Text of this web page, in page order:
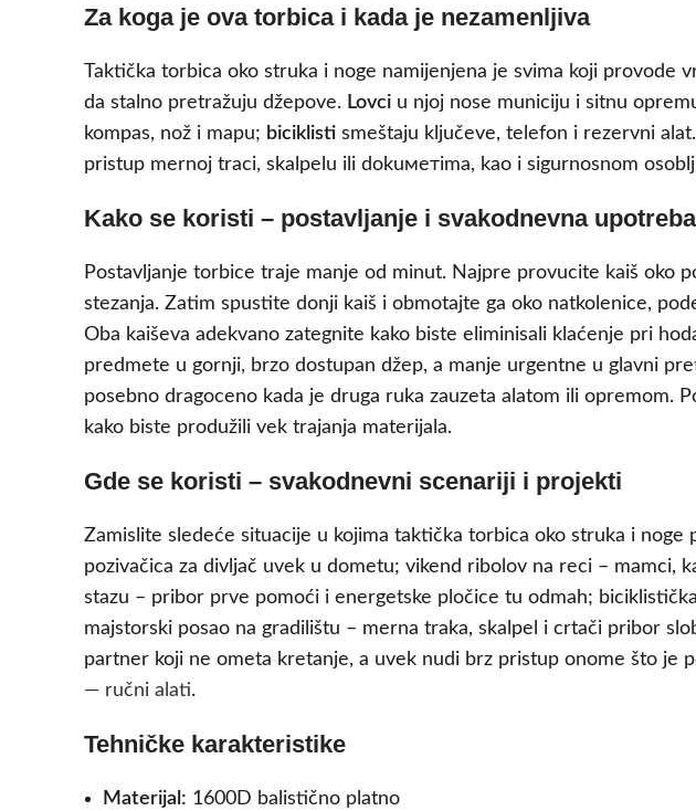
Za koga je ova torbica i kada je nezamenljiva
Taktička torbica oko struka i noge namijenjena je svima koji
da stalno pretražuju džepove. Lovci u njoj nose municiju i sitnu
kompas, nož i mapu; biciklisti smeštaju ključeve, telefon i rezervni
pristup mernoj traci, skalpelu ili dokuметima, kao i sigurnosnom
Kako se koristi – postavljanje i svakodnevna upotreba
Postavljanje torbice traje manje od minut. Najpre provucite kaiš oko
stezanja. Zatim spustite donji kaiš i obmotajte ga oko natkolenice,
Oba kaiševa adekvano zategnite kako biste eliminisali klaćenje pri
predmete u gornji, brzo dostupan džep, a manje urgentne u glavni
posebno dragoceno kada je druga ruka zauzeta alatom ili
kako biste produžili vek trajanja materijala.
Gde se koristi – svakodnevni scenariji i projekti
Zamislite sledeće situacije u kojima taktička torbica oko struka i
pozivačica za divljač uvek u dometu; vikend ribolov na reci – mamci,
stazu – pribor prve pomoći i energetske pločice tu odmah;
majstorski posao na gradilištu – merna traka, skalpel i crtači pribor
partner koji ne ometа kretanje, a uvek nudi brz pristup onome što je
— ručni alati.
Tehničke karakteristike
Materijal: 1600D balistično platno